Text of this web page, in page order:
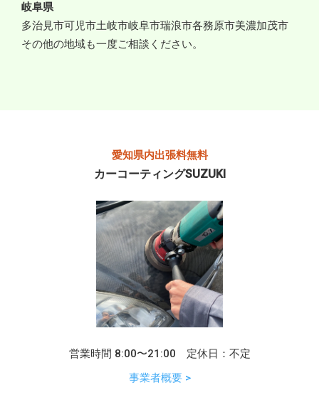
岐阜県
多治見市可児市土岐市岐阜市瑞浪市各務原市美濃加茂市
その他の地域も一度ご相談ください。
愛知県内出張料無料
カーコーティングSUZUKI
営業時間 8:00〜21:00 定休日：不定
事業者概要 >